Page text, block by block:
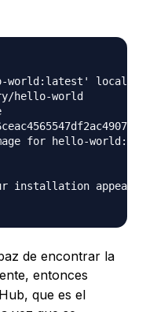
world:latest' locally
hello-world
for hello-
installation
de encontrar la
entonces
que es el